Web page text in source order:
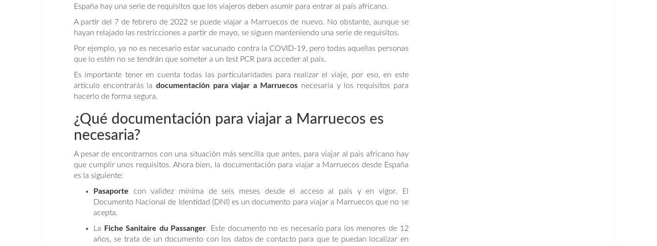
España hay una serie de requisitos que los viajeros deben asumir para entrar al país africano.
A partir del 7 de febrero de 2022 se puede viajar a Marruecos de nuevo. No obstante, aunque se
hayan relajado las restricciones a partir de mayo, se siguen manteniendo una serie de requisitos.
Por ejemplo, ya no es necesario estar vacunado contra la COVID-19, pero todas aquellas personas
que lo estén no se tendrán que someter a un test PCR para acceder al país.
Es importante tener en cuenta todas las particularidades para realizar el viaje, por eso, en este
artículo encontrarás la documentación para viajar a Marruecos necesaria y los requisitos para
hacerlo de forma segura.
¿Qué documentación para viajar a Marruecos es
necesaria?
A pesar de encontrarnos con una situación más sencilla que antes, para viajar al país africano hay
que cumplir unos requisitos. Ahora bien, la documentación para viajar a Marruecos desde España
es la siguiente:
Pasaporte con validez mínima de seis meses desde el acceso al país y en vigor. El
Documento Nacional de Identidad (DNI) es un documento para viajar a Marruecos que no se
acepta.
La
Fiche Sanitaire du Passanger. Este documento no es necesario para los menores de 12
años, se trata de un documento con los datos de contacto para que te puedan localizar en